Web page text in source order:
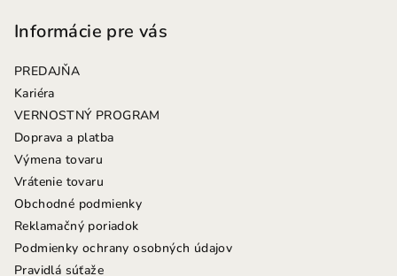
Informácie pre vás
PREDAJŇA
Kariéra
VERNOSTNÝ PROGRAM
Doprava a platba
Výmena tovaru
Vrátenie tovaru
Obchodné podmienky
Reklamačný poriadok
Podmienky ochrany osobných údajov
Pravidlá súťaže